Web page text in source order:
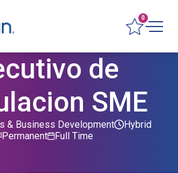
0
de
SME
& Business Development
Permanent
Hybrid
Full Time